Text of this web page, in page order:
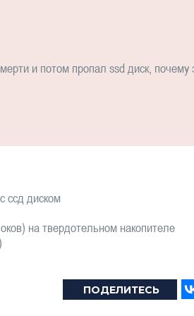
и потом пропал ssd диск,
ссд диском
на твердотельном накопителе
ПОДЕЛИТЕСЬ